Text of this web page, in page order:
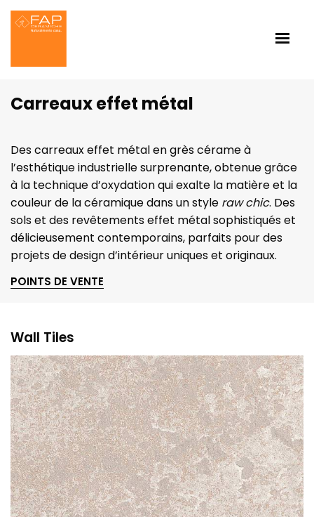
Carreaux effet métal
Des carreaux effet métal en grès cérame à
l’esthétique industrielle surprenante, obtenue grâce
à la technique d’oxydation qui exalte la matière et la
couleur de la céramique dans un style raw chic. Des
sols et des revêtements effet métal sophistiqués et
délicieusement contemporains, parfaits pour des
projets de design d’intérieur uniques et originaux.
POINTS DE VENTE
Wall Tiles